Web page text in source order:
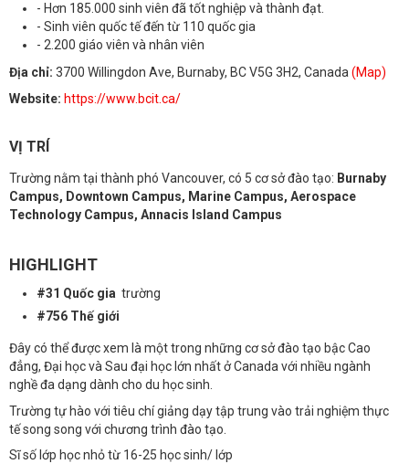
- Hơn 185.000 sinh viên đã tốt nghiệp và thành đạt.
- Sinh viên quốc tế đến từ 110 quốc gia
- 2.200 giáo viên và nhân viên
Địa chỉ: 3700 Willingdon Ave, Burnaby, BC V5G 3H2, Canada (Map)
Website: https://www.bcit.ca/
VỊ TRÍ
Trường nằm tại thành phó Vancouver, có 5 cơ sở đào tạo: Burnaby
Campus, Downtown Campus, Marine Campus, Aerospace
Technology Campus, Annacis Island Campus
HIGHLIGHT
#31 Quốc gia trường
#756 Thế giới
Đây có thể được xem là một trong những cơ sở đào tạo bậc Cao
đẳng, Đại học và Sau đại học lớn nhất ở Canada với nhiều ngành
nghề đa dạng dành cho du học sinh.
Trường tự hào với tiêu chí giảng dạy tập trung vào trải nghiệm thực
tế song song với chương trình đào tạo.
Sĩ số lớp học nhỏ từ 16-25 học sinh/ lớp